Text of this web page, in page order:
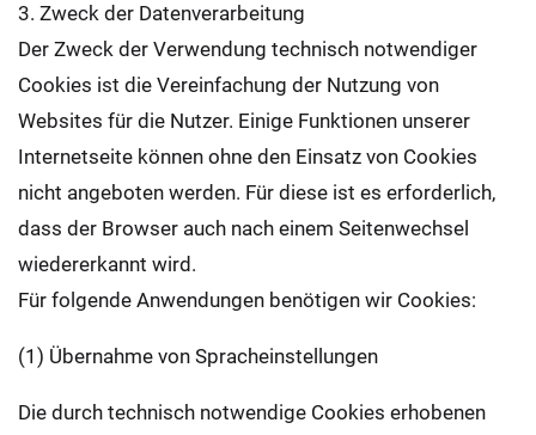
3. Zweck der Datenverarbeitung
Der Zweck der Verwendung technisch notwendiger
Cookies ist die Vereinfachung der Nutzung von
Websites für die Nutzer. Einige Funktionen unserer
Internetseite können ohne den Einsatz von Cookies
nicht angeboten werden. Für diese ist es erforderlich,
dass der Browser auch nach einem Seitenwechsel
wiedererkannt wird.
Für folgende Anwendungen benötigen wir Cookies:
(1) Übernahme von Spracheinstellungen
Die durch technisch notwendige Cookies erhobenen